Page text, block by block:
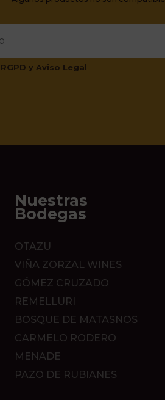
RGPD y Aviso Legal .
Nuestras
Bodegas
OTAZU
VIÑA ZORZAL WINES
GÓMEZ CRUZADO
REMELLURI
BOSQUE DE MATASNOS
CARMELO RODERO
MENADE
PAZO DE RUBIANES